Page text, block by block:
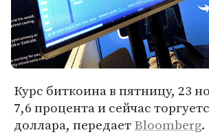
Курс биткоина в пятницу, 23
7,6 процента и сейчас
доллара, передаетBloomberg.